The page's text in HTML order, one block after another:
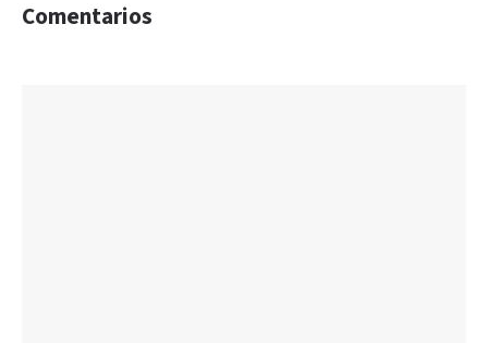
Comentarios